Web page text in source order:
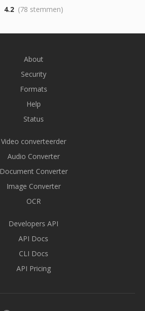
4.2 (78 stemmen)
About
Security
Formats
Help
Status
Video converteerder
Audio Converter
Document Converter
Image Converter
OCR
Developers API
API Docs
CLI Docs
API Pricing